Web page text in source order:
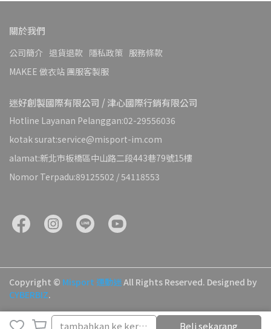
Membatalkan Menyelesaikan
tambahkan ke keranjang Beli sekarang
關於我們
公司簡介 退貨退款 隱私政策 服務條款
MAKEE 做衣站 團服客製服
迷好創製國際有限公司 / 津心國際行銷有限公司
Hotline Layanan Pelanggan:02-29556036
kotak surat:service@misport-im.com
alamat:新北市板橋區中山路二段443巷79號15樓
Nomor Terpadu:89125502 / 54118553
Copyright © Misport 運動迷All Rights Reserved. Designed by
CYBERBIZ.